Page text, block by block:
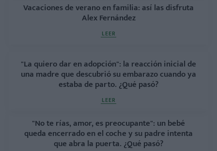
Vacaciones de verano en familia: así las disfruta
Alex Fernández
LEER
"La quiero dar en adopción": la reacción inicial de
una madre que descubrió su embarazo cuando ya
estaba de parto. ¿Qué pasó?
LEER
"No te rías, amor, es preocupante": un bebé
queda encerrado en el coche y su padre intenta
que abra la puerta. ¿Qué pasó?